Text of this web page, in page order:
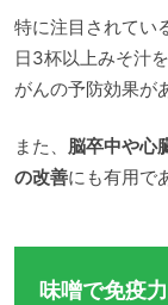
特に注目されてい
日3杯以上みそ汁
がんの予防効果が
また、 脳卒中や心
の改善にも有用で
味噌で免疫